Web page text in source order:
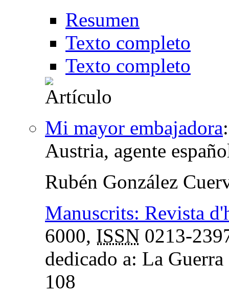
Resumen
Texto completo
Texto completo
Mi mayor embajadora
Austria, agente
Rubén González
Manuscrits: Revista
6000, ISSN 0213-
dedicado a: La
108